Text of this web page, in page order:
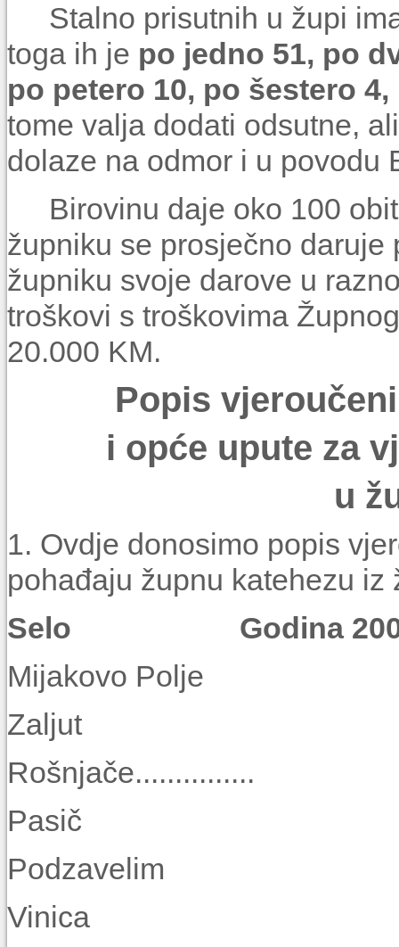
Stalno prisutnih u župi
toga ih je po jedno 51, po
po petero 10, po šestero
tome valja dodati odsutne,
dolaze na odmor i u povodu
Birovinu daje oko 100
župniku se prosječno
župniku svoje darove u
troškovi s troškovima
20.000 KM.
Popis
i opće upute za
u
1. Ovdje donosimo popis
pohađaju župnu katehezu iz
Selo Godina
Mijakovo
Zaljut
Pasič